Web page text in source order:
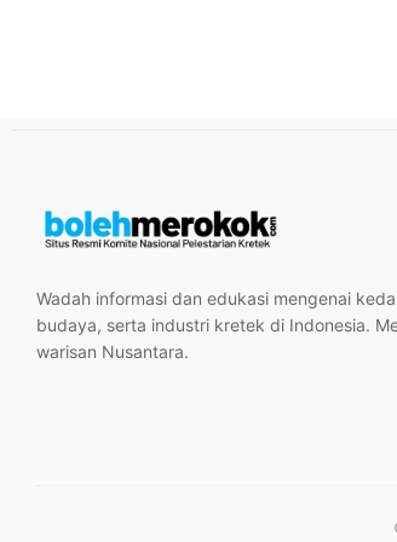
Wadah informasi dan edukasi mengenai
budaya, serta industri kretek di Indonesia.
warisan Nusantara.